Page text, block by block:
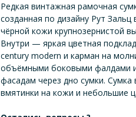
Редкая винтажная рамочная
созданная по дизайну Рут
чёрной кожи крупнозернистой
Внутри — яркая цветная
century modern и карман на
объёмными боковыми фалдами
фасадам через дно сумки.
вмятинки на кожи и небольшие